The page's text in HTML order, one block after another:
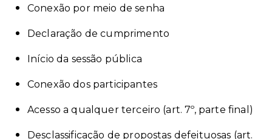
Conexão por meio de senha
Declaração de cumprimento
Início da sessão pública
Conexão dos participantes
Acesso a qualquer terceiro (art. 7º, parte final)
Desclassificação de propostas defeituosas (art.